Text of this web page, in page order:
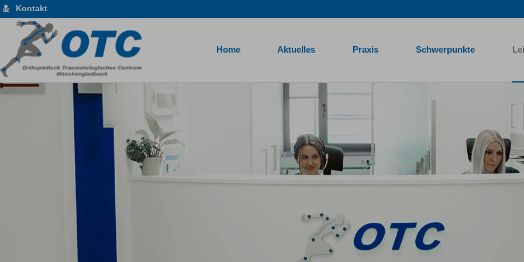
Kontakt
Home Aktuelles Praxis Schwerpunkte
Das Orthopädisch-Traumatologische Centrum Mönchengladbach heißt Sie